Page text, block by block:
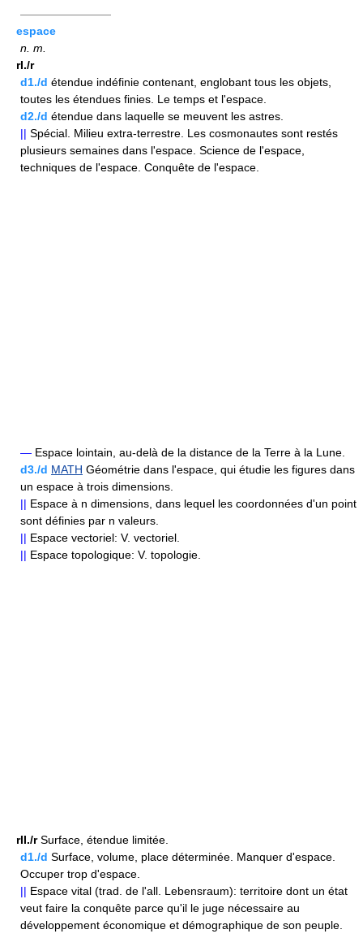
————————
espace
n. m.
rI./r
d1./d étendue indéfinie contenant, englobant tous les objets,
toutes les étendues finies. Le temps et l'espace.
d2./d étendue dans laquelle se meuvent les astres.
|| Spécial. Milieu extra-terrestre. Les cosmonautes sont restés
plusieurs semaines dans l'espace. Science de l'espace,
techniques de l'espace. Conquête de l'espace.
— Espace lointain, au-delà de la distance de la Terre à la Lune.
d3./d MATH Géométrie dans l'espace, qui étudie les figures dans
un espace à trois dimensions.
|| Espace à n dimensions, dans lequel les coordonnées d'un point
sont définies par n valeurs.
|| Espace vectoriel: V. vectoriel.
|| Espace topologique: V. topologie.
rII./rSurface, étendue limitée.
d1./d Surface, volume, place déterminée. Manquer d'espace.
Occuper trop d'espace.
|| Espace vital (trad. de l'all. Lebensraum): territoire dont un état
veut faire la conquête parce qu'il le juge nécessaire au
développement économique et démographique de son peuple.